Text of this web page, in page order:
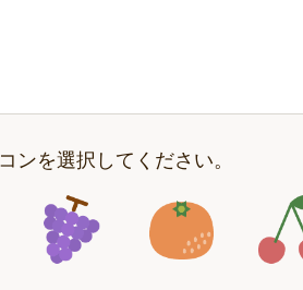
ンを選択してください。
アイコン3 アイコン4 アイコン